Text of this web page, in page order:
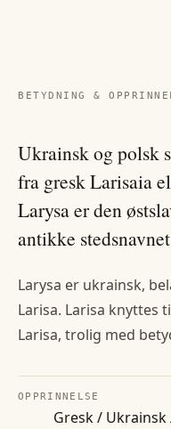
BETYDNING &
Ukrainsk og polsk
fra gresk Larisaia
Larysa er den
antikke
Larysa er ukrainsk,
Larisa. Larisa knyttes
Larisa, trolig med
OPPRINNELSE
Gresk / Ukrainsk